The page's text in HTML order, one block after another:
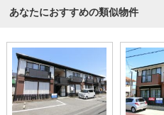
あなたにおすすめの類似物件